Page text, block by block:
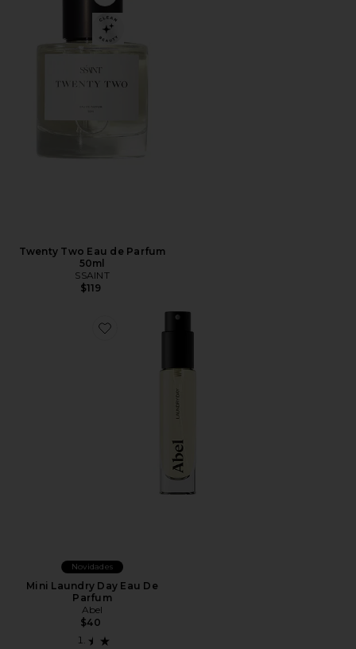
Favorite Twenty Two Eau de Parfum 50ml
Twenty Two Eau de Parfum
50ml
SSAINT
$119
Favorite Mini Laundry Day Eau De Parfum
Novidades
Mini Laundry Day Eau De
Parfum
Abel
$40